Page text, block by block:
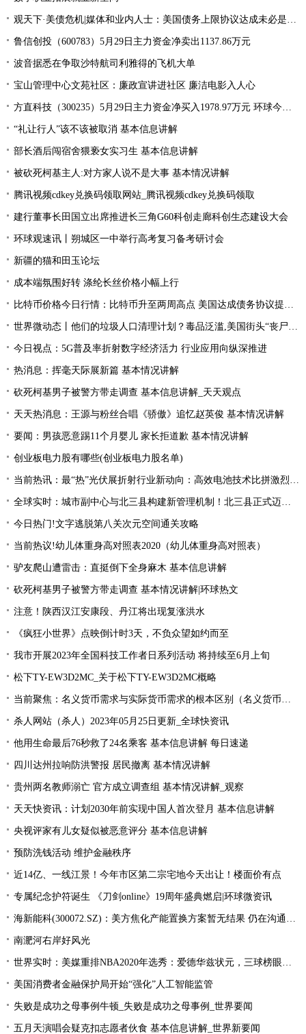
观天下·美债危机|媒体和业内人士：美国债务上限协议达成未必是“好消息”
鲁信创投（600783）5月29日主力资金净卖出1137.86万元
波音据悉在争取沙特航司利雅得的飞机大单
宝山管理中心文苑社区：廉政宣讲进社区 廉洁电影入人心
方直科技（300235）5月29日主力资金净买入1978.97万元 环球今亮点
“礼让行人”该不该被取消 基本信息讲解
部长酒后闯宿舍猥亵女实习生 基本信息讲解
被砍死柯基主人:对方家人说不是大事 基本情况讲解
腾讯视频cdkey兑换码领取网站_腾讯视频cdkey兑换码领取
建行董事长田国立出席推进长三角G60科创走廊科创生态建设大会
环球观速讯丨朔城区一中举行高考复习备考研讨会
新疆的猫和田玉论坛
成本端氛围好转 涤纶长丝价格小幅上行
比特币价格今日行情：比特币升至两周高点 美国达成债务协议提振风险偏好
世界微动态丨他们的垃圾人口清理计划？毒品泛滥,美国街头“丧尸”遍地 白宫:新兴威胁
今日视点：5G普及率折射数字经济活力 行业应用向纵深推进
热消息：挥毫天际展新篇 基本情况讲解
砍死柯基男子被警方带走调查 基本信息讲解_天天观点
天天热消息：王源与粉丝合唱《骄傲》追忆赵英俊 基本情况讲解
要闻：男孩恶意踢11个月婴儿 家长拒道歉 基本情况讲解
创业板电力股有哪些(创业板电力股名单)
当前热讯：最“热”光伏展折射行业新动向：高效电池技术比拼激烈 光伏厂商掘金第二赛道
全球实时：城市副中心与北三县构建新管理机制！北三县正式迈入“北京管理”时代！
今日热门!文字逃脱第八关次元空间通关攻略
当前热议!幼儿体重身高对照表2020（幼儿体重身高对照表）
驴友爬山遭雷击：直挺倒下全身麻木 基本信息讲解
砍死柯基男子被警方带走调查 基本情况讲解|环球热文
注意！陕西汉江安康段、丹江将出现复涨洪水
《疯狂小世界》点映倒计时3天，不负众望如约而至
我市开展2023年全国科技工作者日系列活动 将持续至6月上旬
松下TY-EW3D2MC_关于松下TY-EW3D2MC概略
当前聚焦：名义货币需求与实际货币需求的根本区别（名义货币需求与实际货币需求）
杀人网站（杀人）2023年05月25日更新_全球快资讯
他用生命最后76秒救了24名乘客 基本信息讲解 每日速递
四川达州拉响防洪警报 居民撤离 基本情况讲解
贵州两名教师溺亡 官方成立调查组 基本情况讲解_观察
天天快资讯：计划2030年前实现中国人首次登月 基本信息讲解
央视评家有儿女疑似被恶意评分 基本信息讲解
预防洗钱活动 维护金融秩序
近14亿、一线江景！今年市区第二宗宅地今天出让！楼面价有点
专属纪念护符诞生 《刀剑online》19周年盛典燃启|环球微资讯
海新能科(300072.SZ)：美方焦化产能置换方案暂无结果 仍在沟通过程中|环球观点
南淝河右岸好风光
世界实时：美媒重排NBA2020年选秀：爱德华兹状元，三球榜眼，哈里伯顿探花
美国消费者金融保护局开始“强化”人工智能监管
失败是成功之母事例牛顿_失败是成功之母事例_世界要闻
五月天演唱会疑克扣志愿者伙食 基本信息讲解_世界新要闻